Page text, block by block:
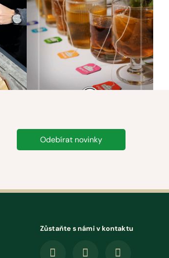
Odebírat novinky
Zůstaňte s námi v kontaktu